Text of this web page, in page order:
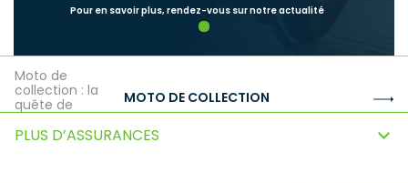
Pour en savoir plus, rendez-vous sur notre actualité
1
Moto de
collection : la
quête de
MOTO DE COLLECTION
PLUS D’ASSURANCES